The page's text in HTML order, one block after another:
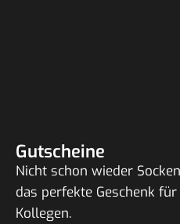
Gutscheine
Nicht schon wieder
das perfekte Geschenk
Kollegen.